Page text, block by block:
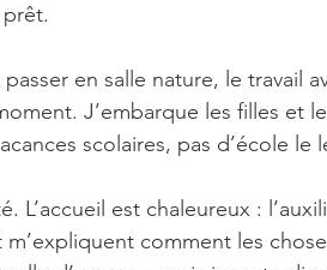
en salle nature, le travail
J’embarque les filles et
scolaires, pas d’école le
L’accueil est chaleureux :
comment les